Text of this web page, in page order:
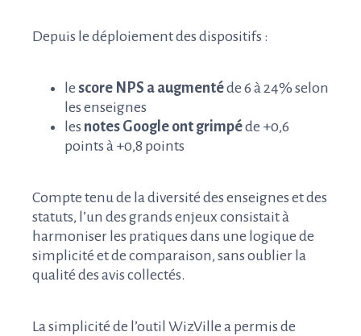
Depuis le déploiement des dispositifs :
le score NPS a augmentéde 6 à 24% selon
les enseignes
les notes Google ont grimpéde +0,6
points à +0,8 points
Compte tenu de la diversité des enseignes et des
statuts, l’un des grands enjeux consistait à
harmoniser les pratiques dans une logique de
simplicité et de comparaison, sans oublier la
qualité des avis collectés.
La simplicité de l’outil WizVille a permis de